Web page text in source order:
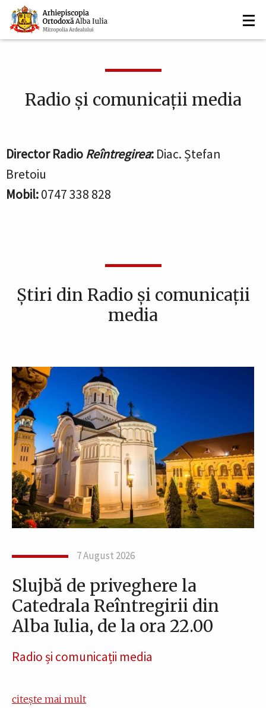
Mergi
la
conţinutul
Navigare
principală
Radio și comunicații media
Director Radio Reîntregirea: Diac. Ștefan
Bretoiu
Mobil:0747 338 828
Știri din Radio și comunicații
media
7 August 2026
Slujbă de priveghere la
Catedrala Reîntregirii din
Alba Iulia, de la ora 22.00
Radio și comunicații media
citește mai mult